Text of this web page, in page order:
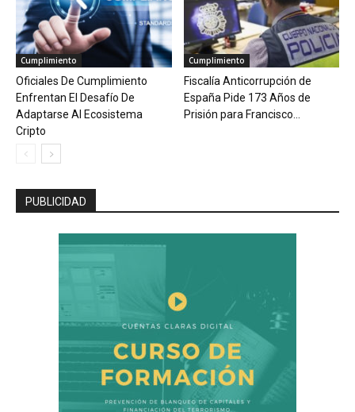
Cumplimiento
Oficiales De Cumplimiento
Enfrentan El Desafío De
Adaptarse Al Ecosistema
Cripto
Cumplimiento
Fiscalía Anticorrupción de
España Pide 173 Años de
Prisión para Francisco...
PUBLICIDAD